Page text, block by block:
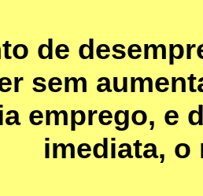
de
sem
emprego, e
imediata, o